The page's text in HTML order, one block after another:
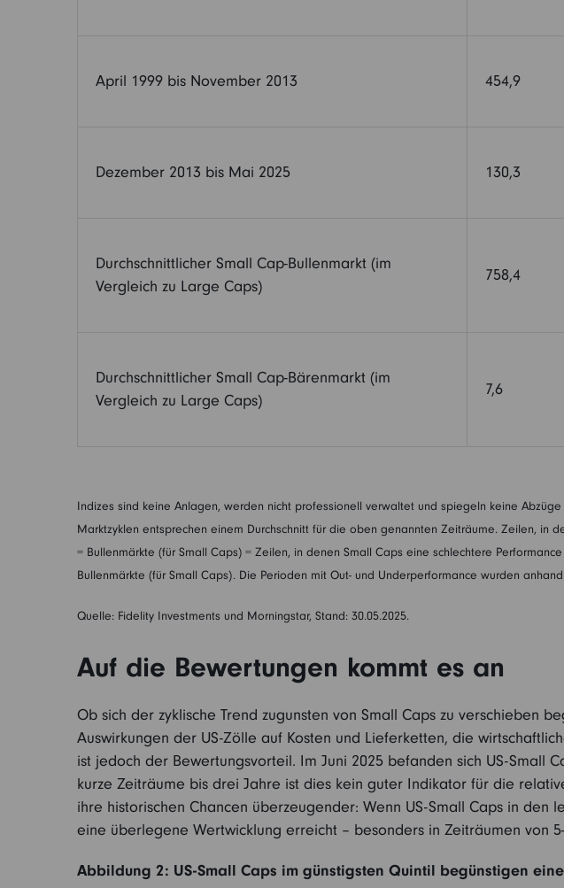
April 1999 bis November 2013 454,9
Dezember 2013 bis Mai 2025 130,3
Durchschnittlicher Small Cap-Bullenmarkt (im
Vergleich zu Large Caps)
758,4
Durchschnittlicher Small Cap-Bärenmarkt (im
Vergleich zu Large Caps)
7,6
Indizes sind keine Anlagen, werden nicht professionell verwaltet und spiegeln keine
Marktzyklen entsprechen einem Durchschnitt für die oben genannten Zeiträume. Zeilen, in
= Bullenmärkte (für Small Caps) = Zeilen, in denen Small Caps eine schlechtere
Bullenmärkte (für Small Caps). Die Perioden mit Out- und Underperformance wurden
Quelle: Fidelity Investments und Morningstar, Stand: 30.05.2025.
Auf die Bewertungen kommt es an
Ob sich der zyklische Trend zugunsten von Small Caps zu verschieben
Auswirkungen der US-Zölle auf Kosten und Lieferketten, die
ist jedoch der Bewertungsvorteil. Im Juni 2025 befanden sich US-Small
kurze Zeiträume bis drei Jahre ist dies kein guter Indikator für die
ihre historischen Chancen überzeugender: Wenn US-Small Caps in
eine überlegene Wertwicklung erreicht – besonders in Zeiträumen von
Abbildung 2: US-Small Caps im günstigsten Quintil begünstigen